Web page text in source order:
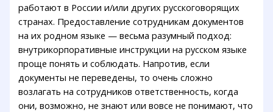
работают в России и/или других русскоговорящих
странах. Предоставление сотрудникам документов
на их родном языке — весьма разумный подход:
внутрикорпоративные инструкции на русском языке
проще понять и соблюдать. Напротив, если
документы не переведены, то очень сложно
возлагать на сотрудников ответственность, когда
они, возможно, не знают или вовсе не понимают, что